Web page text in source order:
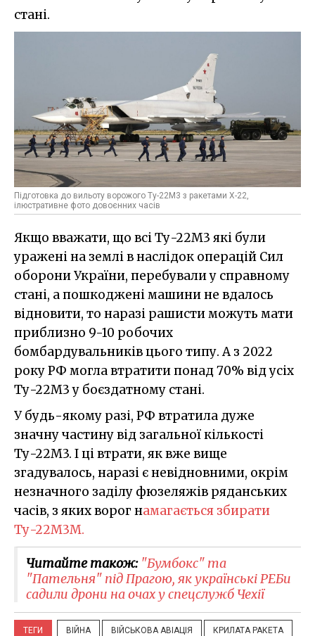
стані.
Підготовка до вильоту ворожого Ту-22М3 з ракетами Х-22,
ілюстративне фото довоєнних часів
Якщо вважати, що всі Ту-22М3 які були
уражені на землі в наслідок операцій Сил
оборони України, перебували у справному
стані, а пошкоджені машини не вдалось
відновити, то наразі рашисти можуть мати
приблизно 9-10 робочих
бомбардувальників цього типу. А з 2022
року РФ могла втратити понад 70% від усіх
Ту-22М3 у боєздатному стані.
У будь-якому разі, РФ втратила дуже
значну частину від загальної кількості
Ту-22М3. І ці втрати, як вже вище
згадувалось, наразі є невідновними, окрім
незначного заділу фюзеляжів ряданських
часів, з яких ворог намагається збирати
Ту-22М3М.
Читайте також: "Бумбокс" та
"Пательня" під Прагою, як українські РЕБи
садили дрони на очах у спецслужб Чехії
ТЕГИ ВІЙНА ВІЙСЬКОВА АВІАЦІЯ КРИЛАТА РАКЕТА